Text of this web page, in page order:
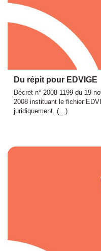
Du répit pour EDVIGE
Décret n° 2008-1199 du 19
2008 instituant le fichier
juridiquement. (…)